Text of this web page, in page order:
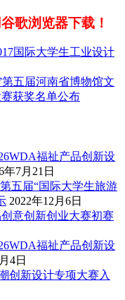
歌浏览器下载！
国际大学生工业设计
第五届河南省博物馆文
获奖名单公布
福祉产品创新设
年7月21日
五届“国际大学生旅游
2022年12月6日
意创新创业大赛初赛
福祉产品创新设
4日
创新设计专项大赛入